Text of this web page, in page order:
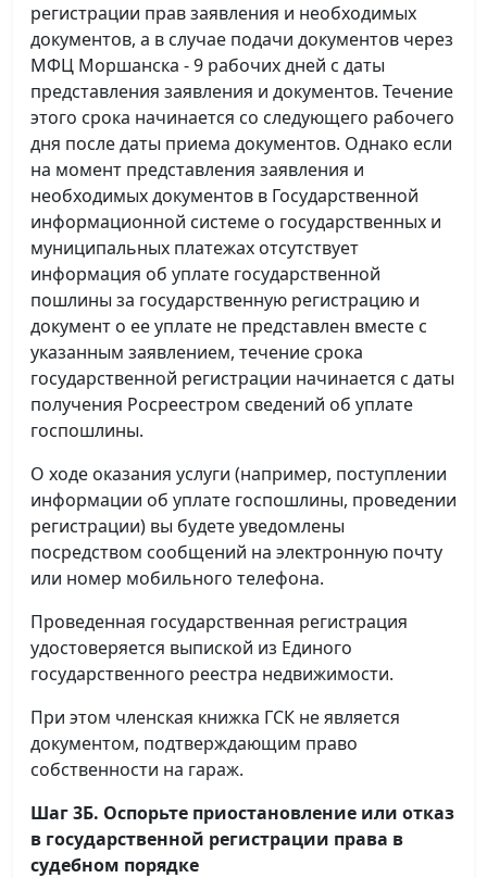
регистрации прав заявления и необходимых
документов, а в случае подачи документов через
МФЦ Моршанска - 9 рабочих дней с даты
представления заявления и документов. Течение
этого срока начинается со следующего рабочего
дня после даты приема документов. Однако если
на момент представления заявления и
необходимых документов в Государственной
информационной системе о государственных и
муниципальных платежах отсутствует
информация об уплате государственной
пошлины за государственную регистрацию и
документ о ее уплате не представлен вместе с
указанным заявлением, течение срока
государственной регистрации начинается с даты
получения Росреестром сведений об уплате
госпошлины.
О ходе оказания услуги (например, поступлении
информации об уплате госпошлины, проведении
регистрации) вы будете уведомлены
посредством сообщений на электронную почту
или номер мобильного телефона.
Проведенная государственная регистрация
удостоверяется выпиской из Единого
государственного реестра недвижимости.
При этом членская книжка ГСК не является
документом, подтверждающим право
собственности на гараж.
Шаг 3Б. Оспорьте приостановление или отказ
в государственной регистрации права в
судебном порядке